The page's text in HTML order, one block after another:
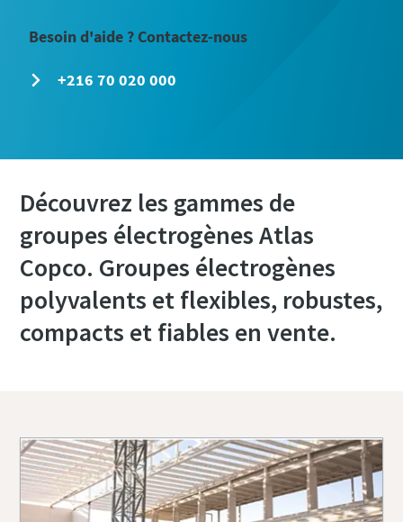
Besoin d'aide ? Contactez-nous
+216 70 020 000
Découvrez les gammes de
groupes électrogènes Atlas
Copco. Groupes électrogènes
polyvalents et flexibles, robustes,
compacts et fiables en vente.